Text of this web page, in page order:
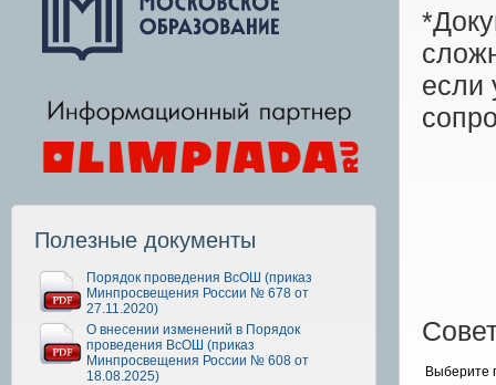
Полезные документы
Порядок проведения ВсОШ (приказ
Минпросвещения России № 678 от
27.11.2020)
О внесении изменений в Порядок
проведения ВсОШ (приказ
Минпросвещения России № 608 от
18.08.2025)
если
Выберите